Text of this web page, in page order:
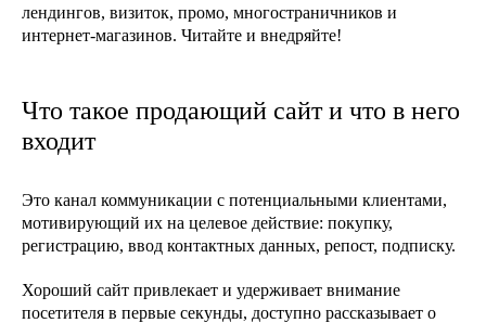
лендингов, визиток, промо, многостраничников и
интернет-магазинов. Читайте и внедряйте!
Что такое продающий сайт и что в него
входит
Это канал коммуникации с потенциальными клиентами,
мотивирующий их на целевое действие: покупку,
регистрацию, ввод контактных данных, репост, подписку.
Хороший сайт привлекает и удерживает внимание
посетителя в первые секунды, доступно рассказывает о